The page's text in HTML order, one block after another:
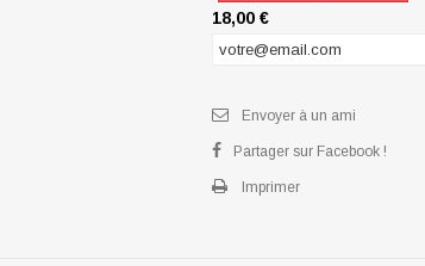
18,00 €
Envoyer à un ami
Partager sur Facebook !
Imprimer